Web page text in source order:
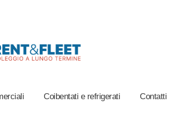
Coibentati e refrigerati Contatti